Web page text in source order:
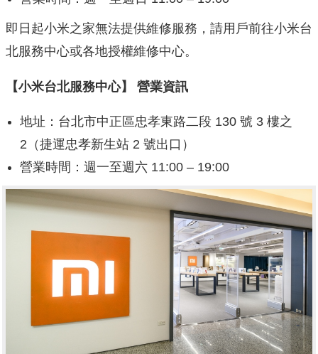
即日起小米之家無法提供維修服務，請用戶前往小米台
北服務中心或各地授權維修中心。
【小米台北服務中心】 營業資訊
地址：台北市中正區忠孝東路二段 130 號 3 樓之
2（捷運忠孝新生站 2 號出口）
營業時間：週一至週六 11:00 – 19:00